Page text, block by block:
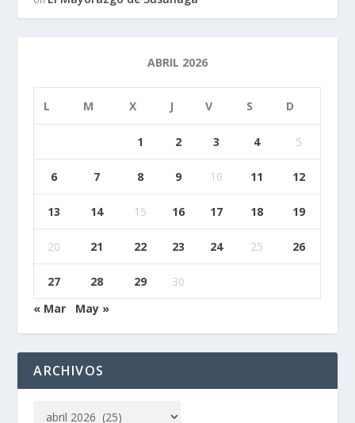
ABRIL 2026
L M X J V S D
1 2 3 4 5
6 7 8 9 10 11 12
13 14 15 16 17 18 19
20 21 22 23 24 25 26
27 28 29
30
« Mar
May »
ARCHIVOS